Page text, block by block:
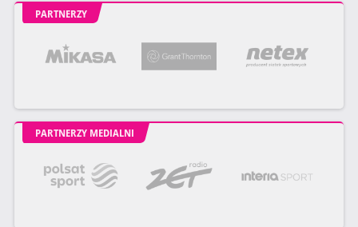
PARTNERZY
PARTNERZY MEDIALNI